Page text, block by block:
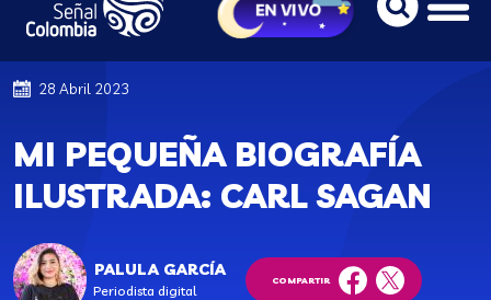
28 Abril 2023
MI PEQUEÑA BIOGRAFÍA
ILUSTRADA: CARL SAGAN
PALULA GARCÍA
Periodista digital
COMPARTIR